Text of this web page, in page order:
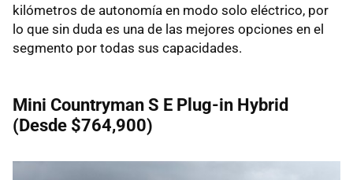
kilómetros de autonomía en modo solo eléctrico, por
lo que sin duda es una de las mejores opciones en el
segmento por todas sus capacidades.
Mini Countryman S E Plug-in Hybrid
(Desde $764,900)